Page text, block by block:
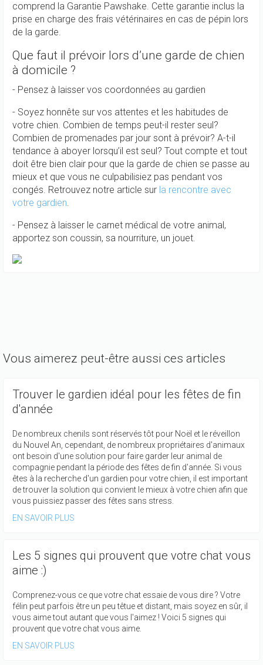
comprend la Garantie Pawshake. Cette garantie inclus la
prise en charge des frais vétérinaires en cas de pépin lors
de la garde.
Que faut il prévoir lors d’une garde de chien
à domicile ?
- Pensez à laisser vos coordonnées au gardien
- Soyez honnête sur vos attentes et les habitudes de
votre chien. Combien de temps peut-il rester seul?
Combien de promenades par jour sont à prévoir? A-t-il
tendance à aboyer lorsqu’il est seul? Tout compte et tout
doit être bien clair pour que la garde de chien se passe au
mieux et que vous ne culpabilisiez pas pendant vos
congés. Retrouvez notre article sur la rencontre avec
votre gardien.
- Pensez à laisser le carnet médical de votre animal,
apportez son coussin, sa nourriture, un jouet.
Vous aimerez peut-être aussi ces articles
Trouver le gardien idéal pour les fêtes de fin
d'année
De nombreux chenils sont réservés tôt pour Noël et le réveillon
du Nouvel An, cependant, de nombreux propriétaires d'animaux
ont besoin d'une solution pour faire garder leur animal de
compagnie pendant la période des fêtes de fin d'année. Si vous
êtes à la recherche d'un gardien pour votre chien, il est important
de trouver la solution qui convient le mieux à votre chien afin que
vous puissiez passer des fêtes sans stress.
EN SAVOIR PLUS
Les 5 signes qui prouvent que votre chat vous
aime :)
Comprenez-vous ce que votre chat essaie de vous dire ? Votre
félin peut parfois être un peu têtue et distant, mais soyez en sûr, il
vous aime tout autant que vous l'aimez ! Voici 5 signes qui
prouvent que votre chat vous aime.
EN SAVOIR PLUS